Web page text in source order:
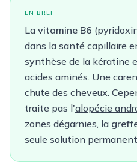
EN BREF
La vitamine B6
dans la santé capillaire
synthèse de la kératine
acides aminés. Une
chute des cheveux.
traite pas l'alopécie
zones dégarnies, la
seule solution